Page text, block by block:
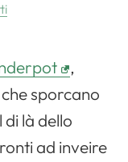
,
sporcano
là dello
ad inveire